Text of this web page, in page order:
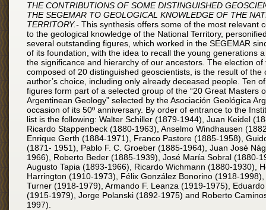
THE CONTRIBUTIONS OF SOME DISTINGUISHED
THE SEGEMAR TO GEOLOGICAL KNOWLEDGE OF THE
TERRITORY.- This synthesis offers some of the most relevant
to the geological knowledge of the National Territory,
several outstanding figures, which worked in the SEGEMAR
of its foundation, with the idea to recall the young generations
the significance and hierarchy of our ancestors. The election of
composed of 20 distinguished geoscientists, is the result of the
author’s choice, including only already deceased people. Ten
figures form part of a selected group of the “20 Great Masters
Argentinean Geology” selected by the Asociación Geológica
occasion of its 50º anniversary. By order of entrance to the
list is the following: Walter Schiller (1879-1944), Juan Keidel
Ricardo Stappenbeck (1880-1963), Anselmo Windhausen
Enrique Gerth (1884-1971), Franco Pastore (1885-1958),
(1871- 1951), Pablo F. C. Groeber (1885-1964), Juan José
1966), Roberto Beder (1885-1939), José María Sobral (1880-
Augusto Tapia (1893-1966), Ricardo Wichmann (1880-1930),
Harrington (1910-1973), Félix González Bonorino (1918-
Turner (1918-1979), Armando F. Leanza (1919-1975),
(1915-1979), Jorge Polanski (1892-1975) and Roberto
1997).